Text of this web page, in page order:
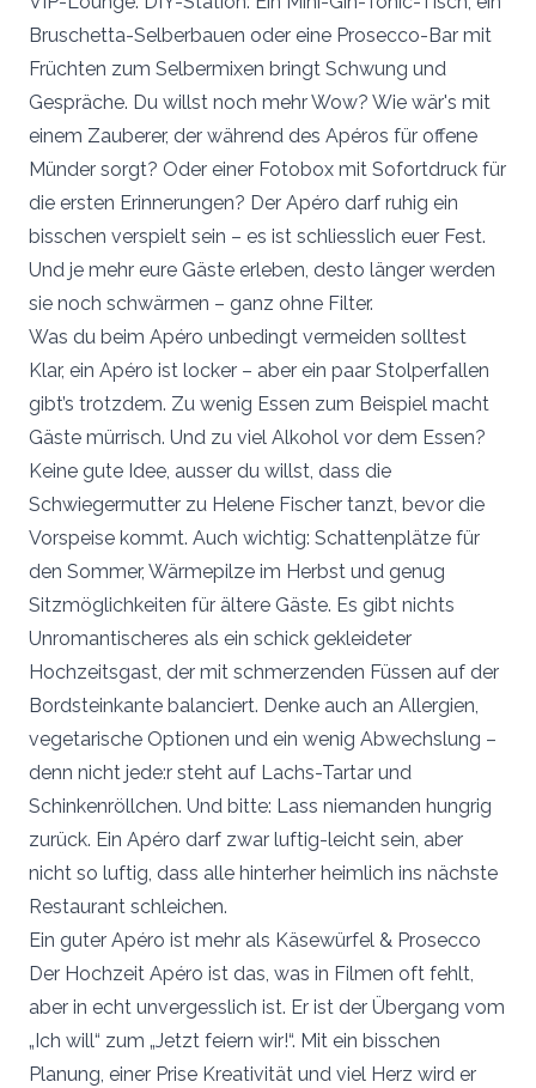
Bruschetta-Selberbauen oder eine Prosecco-Bar mit
Früchten zum Selbermixen bringt Schwung und
Gespräche. Du willst noch mehr Wow? Wie wär's mit
einem Zauberer, der während des Apéros für offene
Münder sorgt? Oder einer Fotobox mit Sofortdruck für
die ersten Erinnerungen? Der Apéro darf ruhig ein
bisschen verspielt sein – es ist schliesslich euer Fest.
Und je mehr eure Gäste erleben, desto länger werden
sie noch schwärmen – ganz ohne Filter.
Was du beim Apéro unbedingt vermeiden solltest
Klar, ein Apéro ist locker – aber ein paar Stolperfallen
gibt’s trotzdem. Zu wenig Essen zum Beispiel macht
Gäste mürrisch. Und zu viel Alkohol vor dem Essen?
Keine gute Idee, ausser du willst, dass die
Schwiegermutter zu Helene Fischer tanzt, bevor die
Vorspeise kommt. Auch wichtig: Schattenplätze für
den Sommer, Wärmepilze im Herbst und genug
Sitzmöglichkeiten für ältere Gäste. Es gibt nichts
Unromantischeres als ein schick gekleideter
Hochzeitsgast, der mit schmerzenden Füssen auf der
Bordsteinkante balanciert. Denke auch an Allergien,
vegetarische Optionen und ein wenig Abwechslung –
denn nicht jede:r steht auf Lachs-Tartar und
Schinkenröllchen. Und bitte: Lass niemanden hungrig
zurück. Ein Apéro darf zwar luftig-leicht sein, aber
nicht so luftig, dass alle hinterher heimlich ins nächste
Restaurant schleichen.
Ein guter Apéro ist mehr als Käsewürfel & Prosecco
Der Hochzeit Apéro ist das, was in Filmen oft fehlt,
aber in echt unvergesslich ist. Er ist der Übergang vom
„Ich will“ zum „Jetzt feiern wir!“. Mit ein bisschen
Planung, einer Prise Kreativität und viel Herz wird er